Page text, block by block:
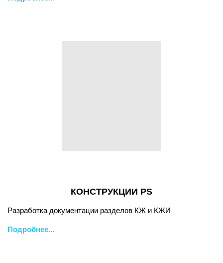
КОНСТРУКЦИИ PS
Разработка документации разделов КЖ и КЖИ
Подробнее...